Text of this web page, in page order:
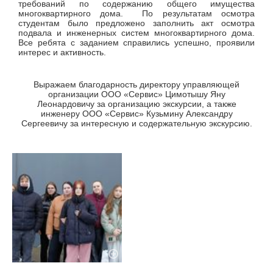
требований по содержанию общего имущества
многоквартирного дома. По результатам осмотра
студентам было предложено заполнить акт осмотра
подвала и инженерных систем многоквартирного дома.
Все ребята с заданием справились успешно, проявили
интерес и активность.
Выражаем благодарность директору управляющей
организации ООО «Сервис» Цимотышу Яну
Леонардовичу за организацию экскурсии, а также
инженеру ООО «Сервис» Кузьмину Александру
Сергеевичу за интересную и содержательную экскурсию.